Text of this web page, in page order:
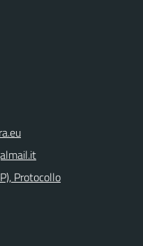
Protocollo